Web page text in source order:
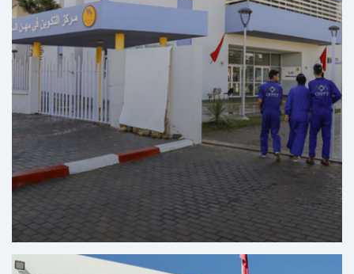
المركز الجهوي لعلاجات الفم و الأسنان المسيرة